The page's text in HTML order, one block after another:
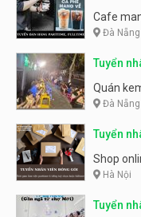
parttime,
Cafe
Đà Nẵng
Tuyển
Quán
Đà Nẵng
Tuyển
fulltime
Shop
Hà Nội
Tuyển